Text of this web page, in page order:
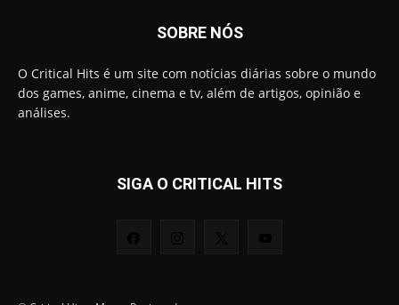
SOBRE NÓS
O Critical Hits é um site com notícias diárias sobre o mundo
dos games, anime, cinema e tv, além de artigos, opinião e
análises.
SIGA O CRITICAL HITS